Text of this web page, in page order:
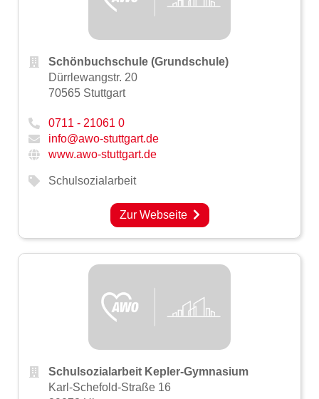
Schönbuchschule (Grundschule)
Dürrlewangstr. 20
70565 Stuttgart
0711 - 21061 0
info@awo-stuttgart.de
www.awo-stuttgart.de
Schulsozialarbeit
Zur Webseite
Schulsozialarbeit Kepler-Gymnasium
Karl-Schefold-Straße 16